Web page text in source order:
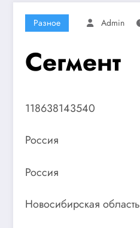
Разное Admin
Сегмент
118638143540
Россия
Россия
Новосибирская область